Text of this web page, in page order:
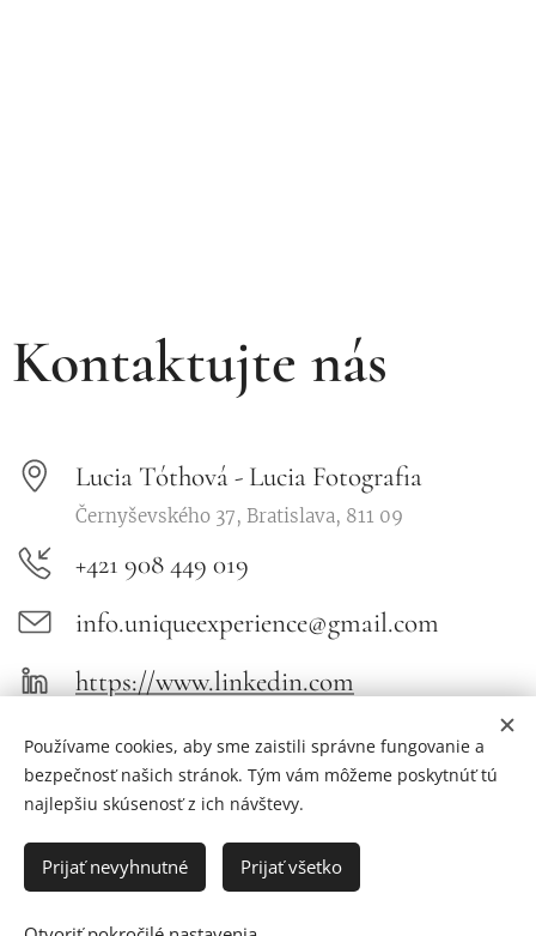
Kontaktujte nás
Lucia Tóthová - Lucia Fotografia
Černyševského 37, Bratislava, 811 09
+421 908 449 019
info.uniqueexperience@gmail.com
https://www.linkedin.com
2026
Ing. Lucia Tóthová - Lucia Fotografia
Používame cookies, aby sme zaistili správne fungovanie a
bezpečnosť našich stránok. Tým vám môžeme poskytnúť tú
najlepšiu skúsenosť z ich návštevy.
Prijať nevyhnutné Prijať všetko